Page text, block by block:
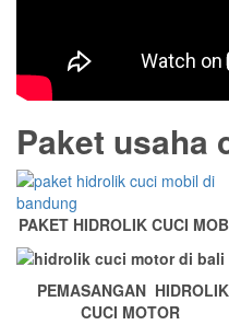
Paket usaha
PAKET HIDROLIK CUCI
PEMASANGAN HIDROLIK
CUCI MOTOR